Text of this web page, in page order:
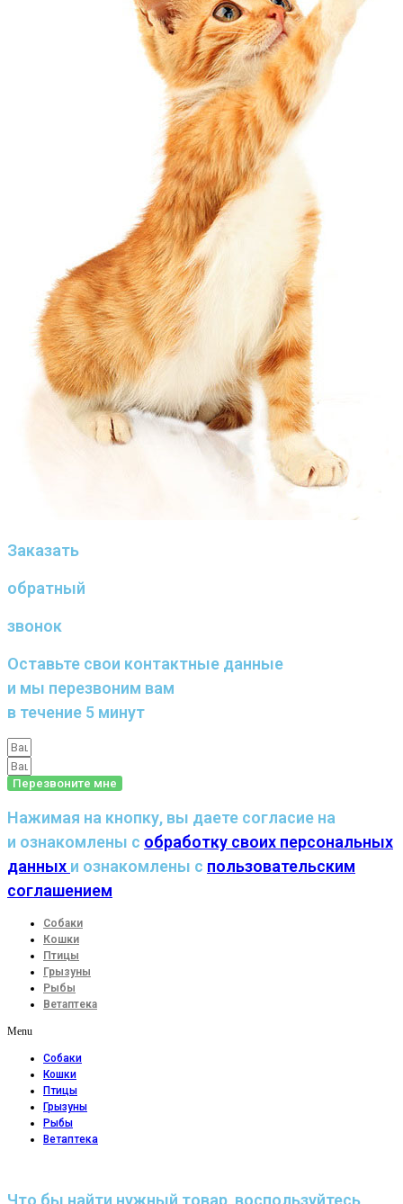
Заказать
обратный
звонок
Оставьте свои контактные данные
и мы перезвоним вам
в течение 5 минут
Перезвоните мне
Нажимая на кнопку, вы даете согласие на
и ознакомлены с обработку своих персональных
данных и ознакомлены с пользовательским
соглашением
Собаки
Кошки
Птицы
Грызуны
Рыбы
Ветаптека
Menu
Собаки
Кошки
Птицы
Грызуны
Рыбы
Ветаптека